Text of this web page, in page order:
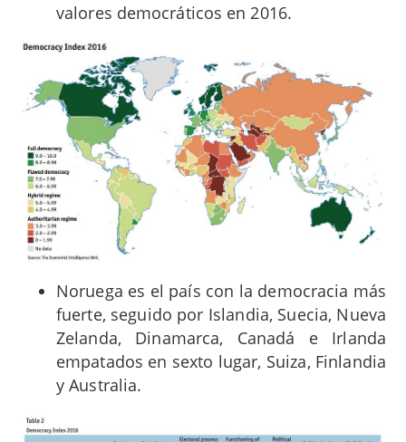
valores democráticos en 2016.
Noruega es el país con la democracia más
fuerte, seguido por Islandia, Suecia, Nueva
Zelanda, Dinamarca, Canadá e Irlanda
empatados en sexto lugar, Suiza, Finlandia
y Australia.